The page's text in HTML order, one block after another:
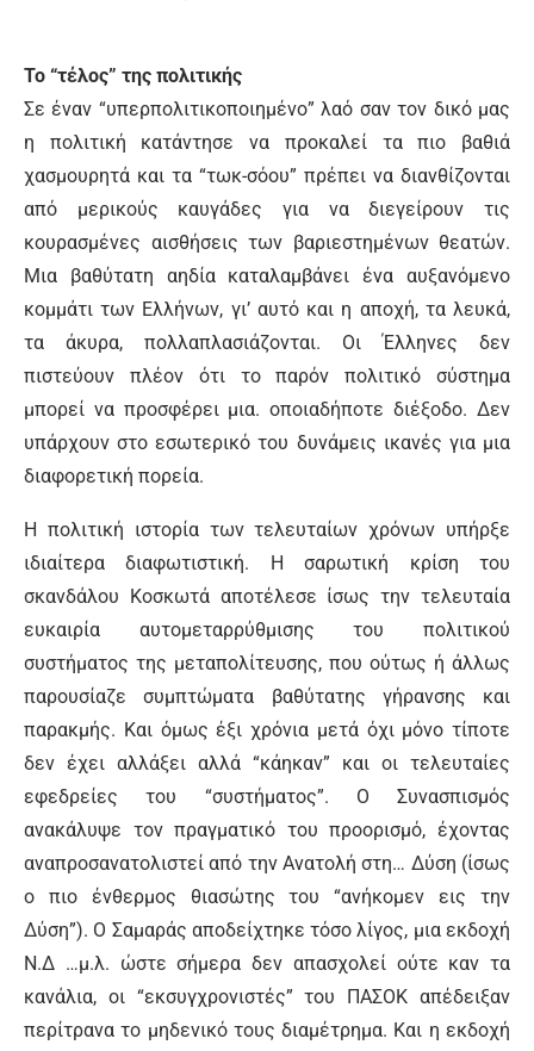
Το “τέλος” της πολιτικής
Σε έναν “υπερπολιτικοποιημένο” λαό σαν τον δικό μας
η πολιτική κατάντησε να προκαλεί τα πιο βαθιά
χασμουρητά και τα “τωκ-σόου” πρέπει να διανθίζονται
από μερικούς καυγάδες για να διεγείρουν τις
κουρασμένες αισθήσεις των βαριεστημένων θεατών.
Μια βαθύτατη αηδία καταλαμβάνει ένα αυξανόμενο
κομμάτι των Ελλήνων, γι’ αυτό και η αποχή, τα λευκά,
τα άκυρα, πολλαπλασιάζονται. Οι Έλληνες δεν
πιστεύουν πλέον ότι το παρόν πολιτικό σύστημα
μπορεί να προσφέρει μια. οποιαδήποτε διέξοδο. Δεν
υπάρχουν στο εσωτερικό του δυνάμεις ικανές για μια
διαφορετική πορεία.
Η πολιτική ιστορία των τελευταίων χρόνων υπήρξε
ιδιαίτερα διαφωτιστική. Η σαρωτική κρίση του
σκανδάλου Κοσκωτά αποτέλεσε ίσως την τελευταία
ευκαιρία αυτομεταρρύθμισης του πολιτικού
συστήματος της μεταπολίτευσης, που ούτως ή άλλως
παρουσίαζε συμπτώματα βαθύτατης γήρανσης και
παρακμής. Και όμως έξι χρόνια μετά όχι μόνο τίποτε
δεν έχει αλλάξει αλλά “κάηκαν” και οι τελευταίες
εφεδρείες του “συστήματος”. Ο Συνασπισμός
ανακάλυψε τον πραγματικό του προορισμό, έχοντας
αναπροσανατολιστεί από την Ανατολή στη… Δύση (ίσως
ο πιο ένθερμος θιασώτης του “ανήκομεν εις την
Δύση”). Ο Σαμαράς αποδείχτηκε τόσο λίγος, μια εκδοχή
Ν.Δ …μ.λ. ώστε σήμερα δεν απασχολεί ούτε καν τα
κανάλια, οι “εκσυγχρονιστές” του ΠΑΣΟΚ απέδειξαν
περίτρανα το μηδενικό τους διαμέτρημα. Και η εκδοχή